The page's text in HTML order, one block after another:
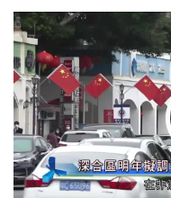
Video
Player